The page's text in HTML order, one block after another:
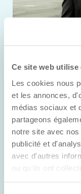
Ce site web utilise
Les cookies nous
et les annonces,
médias sociaux et
partageons
notre site avec
publicité et
avec d'autres
ou qu'ils ont
Anick
président
C’est lors de
tenue hier que
d’industries de